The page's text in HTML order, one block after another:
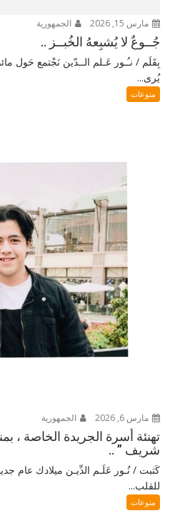
مارس 15, 2026 الجمهورية
جُــوعٌ لا يُشبِعهُ الخُبــز ..
بِقَلَم / نـُـور عَـلم الــدّين نَجْتمع حَول
يُرى...
منوعات
مارس 6, 2026 الجمهورية
تهنئة أسرة الجريدة الخاصة ،
شريف ” ..
كَتبت / نُـور عَلَـم الدِّيـن ميلادك عام
للقلب...
منوعات